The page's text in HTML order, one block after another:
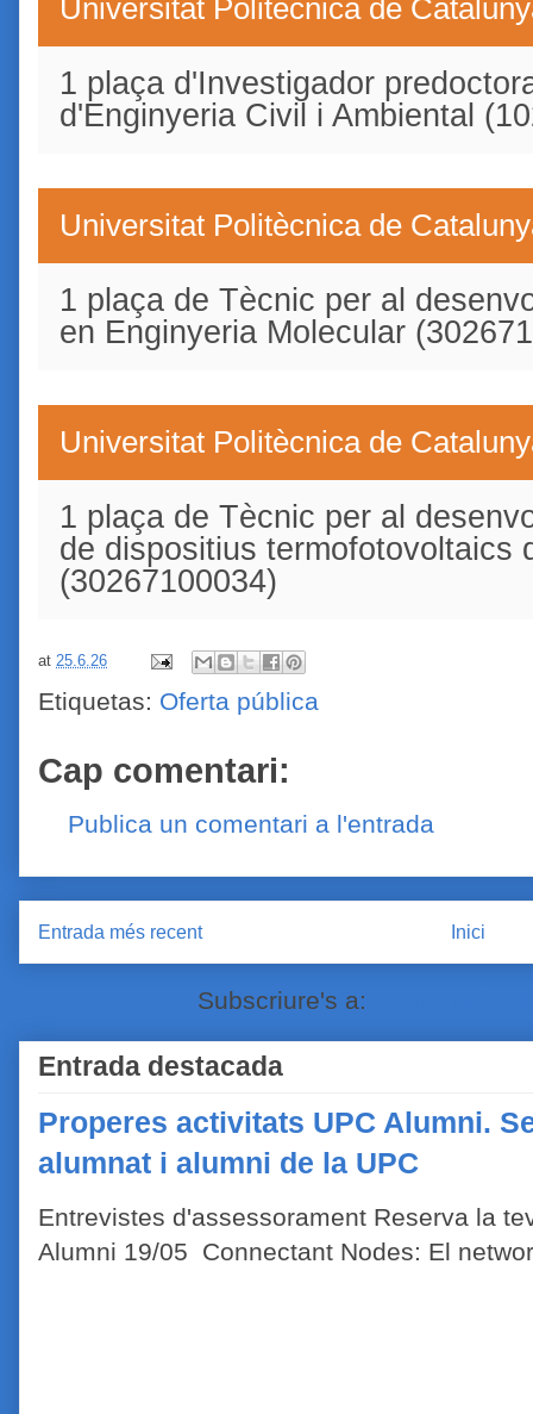
Universitat Politècnica de
1 plaça d'Investigador
d'Enginyeria Civil i Ambiental
Universitat Politècnica de
1 plaça de Tècnic per al
en Enginyeria Molecular
Universitat Politècnica de
1 plaça de Tècnic per al
de dispositius termofotovoltaics
(30267100034)
at 25.6.26
Etiquetas: Oferta pública
Cap comentari:
Publica un comentari a l'entrada
Entrada més recent Inici
Subscriure's a:
Entrada destacada
Properes activitats UPC Alumni.
alumnat i alumni de la UPC
Entrevistes d'assessorament Reserva la
Alumni 19/05 Connectant Nodes: El